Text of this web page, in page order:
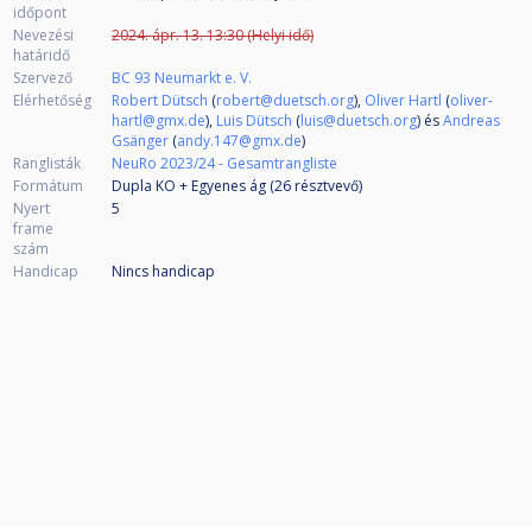
időpont
Nevezési
határidő
2024. ápr. 13. 13:30 (Helyi idő)
Szervező
BC 93 Neumarkt e. V.
Elérhetőség
Robert Dütsch (robert@duetsch.org), Oliver Hartl (oliver-
hartl@gmx.de), Luis Dütsch (luis@duetsch.org) ésAndreas
Gsänger (andy.147@gmx.de)
Ranglisták
NeuRo 2023/24 - Gesamtrangliste
Formátum
Dupla KO + Egyenes ág (26 résztvevő)
Nyert
frame
szám
5
Handicap Nincs handicap